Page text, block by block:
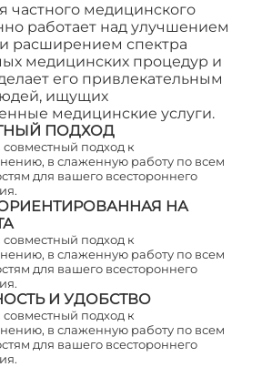
частного медицинского
работает над улучшением
и расширением спектра
медицинских процедур и
его привлекательным
ищущих
медицинские услуги.
ПОДХОД
подход к
в слаженную работу по всем
для вашего всестороннего
НА
подход к
в слаженную работу по всем
для вашего всестороннего
И УДОБСТВО
подход к
в слаженную работу по всем
для вашего всестороннего